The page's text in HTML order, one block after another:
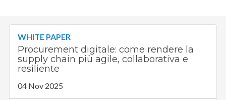
WHITE PAPER
Procurement digitale: come rendere la
supply chain più agile, collaborativa e
resiliente
04 Nov 2025